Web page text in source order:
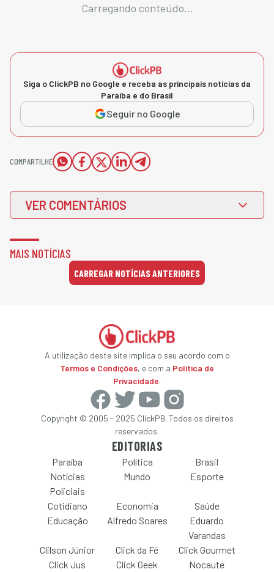
Carregando conteúdo...
Siga o ClickPB no Google e receba as principais notícias da
Paraíba e do Brasil
Seguir no Google
COMPARTILHE
VER COMENTÁRIOS
MAIS NOTÍCIAS
CARREGAR NOTÍCIAS ANTERIORES
A utilização deste site implica o seu acordo com o
Termos e Condições, e com a Política de
Privacidade.
Copyright © 2005 - 2025 ClickPB. Todos os direitos
reservados.
EDITORIAS
Paraíba Política
Brasil
Notícias
Policiais
Mundo Esporte
Cotidiano Economia
Saúde
Educação
Alfredo Soares
Eduardo
Varandas
Clilson Júnior
Click da Fé
Click Gourmet
Click Jus
Click Geek Nocaute